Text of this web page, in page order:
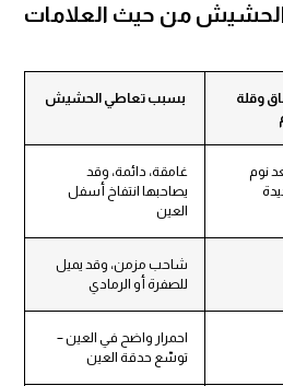
من حيث العلامات
بسبب تعاطي الحشيش
غامقة، دائمة، وقد
يصاحبها انتفاخ أسفل
العين
شاحب مزمن، وقد يميل
للصفرة أو الرمادي
احمرار واضح في العين –
توسّع حدقة العين